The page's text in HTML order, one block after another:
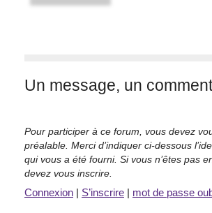
Un message, un
Pour participer à ce forum, vous devez
préalable. Merci d’indiquer ci-dessous
qui vous a été fourni. Si vous n’êtes pas
devez vous inscrire.
Connexion S’inscrire mot de passe